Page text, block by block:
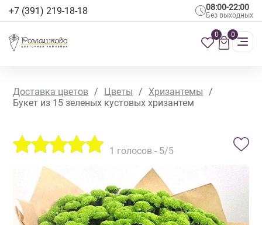
+7 (391) 219-18-18 08:00-22:00
Без выходных
0 0
Доставка цветов / Цветы / Хризантемы
/
Букет из 15 зеленых кустовых хризантем
1 голосов - 5/5